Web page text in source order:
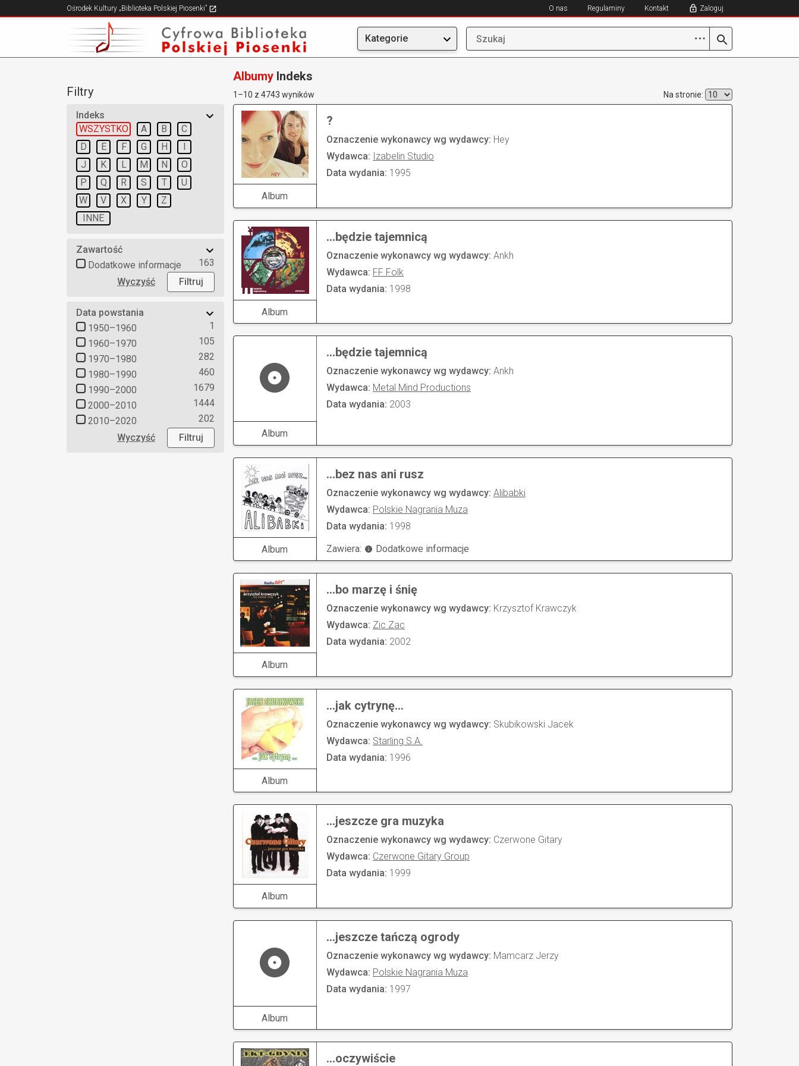
Ośrodek Kultury „Biblioteka Polskiej Piosenki” O nas Regulaminy Kontakt Zaloguj
Kategorie ⋯
Filtry
Indeks
WSZYSTKO
A B
C
D
E F G H
I
J
K L M N
O
P
Q R S T
U
W
V X Y
Z
INNE
Zawartość
Dodatkowe informacje
163
Wyczyść
Filtruj
Data powstania
1950–1960
1
1960–1970
105
1970–1980
282
1980–1990
460
1990–2000
1679
2000–2010
1444
2010–2020
202
Wyczyść
Filtruj
Albumy Indeks
1–10 z 4743 wyników Na stronie:
?
Oznaczenie wykonawcy wg wydawcy: Hey
Wydawca: Izabelin Studio
Data wydania: 1995
Album
...będzie tajemnicą
Oznaczenie wykonawcy wg wydawcy: Ankh
Wydawca: FF Folk
Data wydania: 1998
Album
...będzie tajemnicą
Oznaczenie wykonawcy wg wydawcy: Ankh
Wydawca: Metal Mind Productions
Data wydania: 2003
Album
...bez nas ani rusz
Oznaczenie wykonawcy wg wydawcy: Alibabki
Wydawca: Polskie Nagrania Muza
Data wydania: 1998
Album Zawiera: Dodatkowe informacje
...bo marzę i śnię
Oznaczenie wykonawcy wg wydawcy: Krzysztof Krawczyk
Wydawca: Zic Zac
Data wydania: 2002
Album
...jak cytrynę...
Oznaczenie wykonawcy wg wydawcy: Skubikowski Jacek
Wydawca: Starling S.A.
Data wydania: 1996
Album
...jeszcze gra muzyka
Oznaczenie wykonawcy wg wydawcy: Czerwone Gitary
Wydawca: Czerwone Gitary Group
Data wydania: 1999
Album
...jeszcze tańczą ogrody
Oznaczenie wykonawcy wg wydawcy: Mamcarz Jerzy
Wydawca: Polskie Nagrania Muza
Data wydania: 1997
Album
...oczywiście